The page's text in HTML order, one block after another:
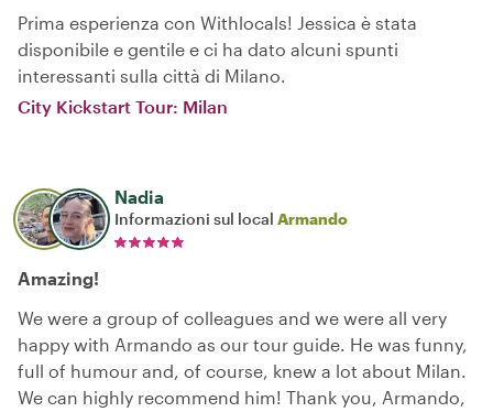
Prima esperienza con Withlocals! Jessica è stata
disponibile e gentile e ci ha dato alcuni spunti
interessanti sulla città di Milano.
City Kickstart Tour: Milan
Nadia
Informazioni sul local Armando
Amazing!
We were a group of colleagues and we were all very
happy with Armando as our tour guide. He was funny,
full of humour and, of course, knew a lot about Milan.
We can highly recommend him! Thank you, Armando,